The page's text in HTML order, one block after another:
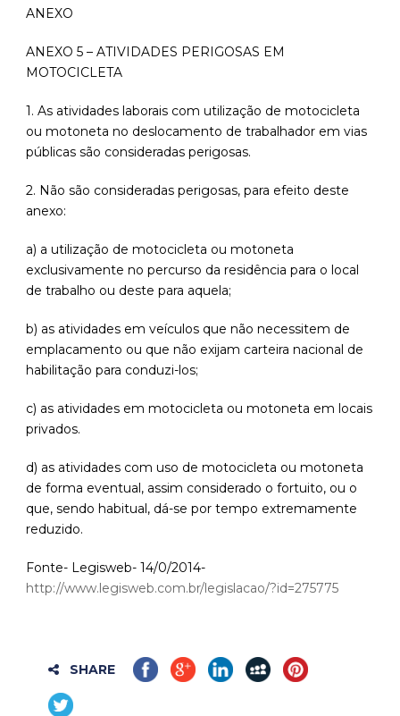
ANEXO
ANEXO 5 – ATIVIDADES PERIGOSAS EM
MOTOCICLETA
1. As atividades laborais com utilização de motocicleta
ou motoneta no deslocamento de trabalhador em vias
públicas são consideradas perigosas.
2. Não são consideradas perigosas, para efeito deste
anexo:
a) a utilização de motocicleta ou motoneta
exclusivamente no percurso da residência para o local
de trabalho ou deste para aquela;
b) as atividades em veículos que não necessitem de
emplacamento ou que não exijam carteira nacional de
habilitação para conduzi-los;
c) as atividades em motocicleta ou motoneta em locais
privados.
d) as atividades com uso de motocicleta ou motoneta
de forma eventual, assim considerado o fortuito, ou o
que, sendo habitual, dá-se por tempo extremamente
reduzido.
Fonte- Legisweb- 14/0/2014-
http://www.legisweb.com.br/legislacao/?id=275775
SHARE